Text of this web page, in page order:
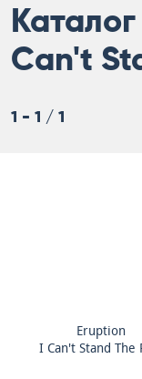
Can't
1 - 1 / 1
Eruption
I Can't Stand The